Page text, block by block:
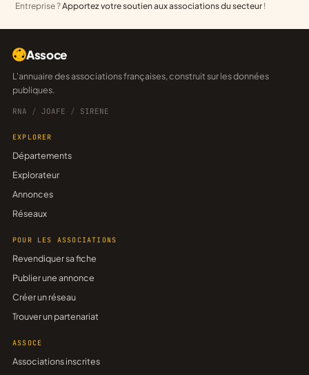
Entreprise ?Apportez votre soutien aux associations du secteur !
Assoce
L'annuaire des associations françaises, construit sur les données
publiques.
RNA / JOAFE / SIRENE
EXPLORER
Départements
Explorateur
Annonces
Réseaux
POUR LES ASSOCIATIONS
Revendiquer sa fiche
Publier une annonce
Créer un réseau
Trouver un partenariat
ASSOCE
Associations inscrites